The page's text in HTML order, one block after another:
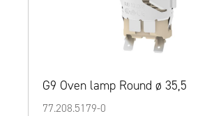
G9 Oven lamp Round ø 35,5
77.208.5179-0